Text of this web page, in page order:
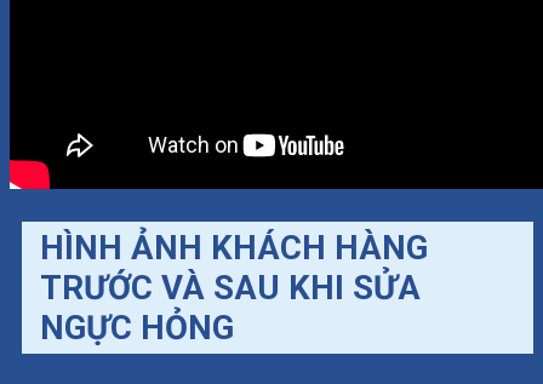
HÌNH ẢNH KHÁCH HÀNG
TRƯỚC VÀ SAU KHI SỬA
NGỰC HỎNG